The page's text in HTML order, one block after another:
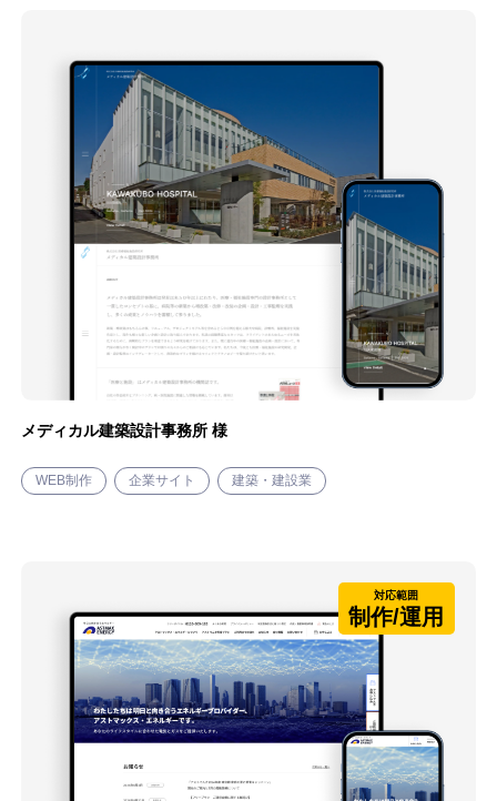
メディカル建築設計事務所 様
WEB制作 企業サイト 建築・建設業
対応範囲
制作/運用